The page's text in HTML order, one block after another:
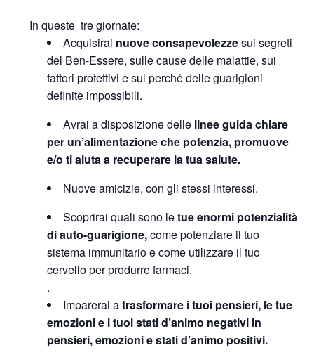
In queste tre giornate:
Acquisirai nuove consapevolezzesui segreti
del Ben-Essere, sulle cause delle malattie, sui
fattori protettivi e sul perché delle guarigioni
definite impossibili.
Avrai a disposizione delle linee guida chiare
per un’alimentazione che potenzia, promuove
e/o ti aiuta a recuperare la tua salute.
Nuove amicizie, con gli stessi interessi.
Scoprirai quali sono letue enormi potenzialità
di auto-guarigione,come potenziare il tuo
sistema immunitario e come utilizzare il tuo
cervello per produrre farmaci.
.
Imparerai atrasformare i tuoi pensieri, le tue
emozioni e i tuoi stati d’animo negativi in
pensieri, emozioni e stati d’animo positivi.